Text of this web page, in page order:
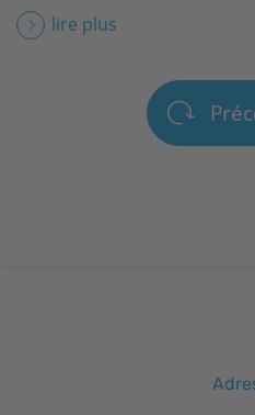
lire plus